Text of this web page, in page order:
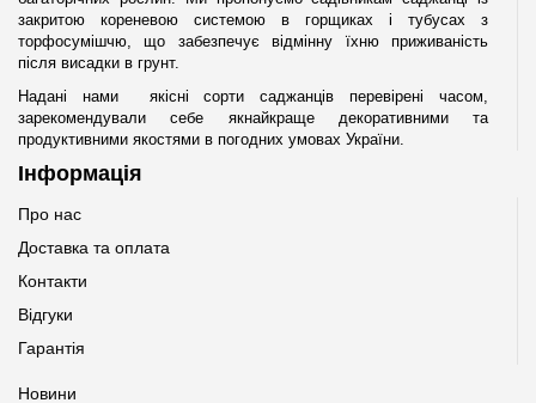
закритою кореневою системою в горщиках і тубусах з
торфосумішчю, що забезпечує відмінну їхню приживаність
після висадки в грунт.
Надані нами якісні сорти саджанців перевірені часом,
зарекомендували себе якнайкраще декоративними та
продуктивними якостями в погодних умовах України.
Інформація
Про нас
Доставка та оплата
Контакти
Відгуки
Гарантія
Новини